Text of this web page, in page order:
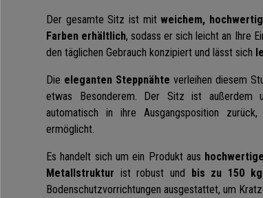
Der gesamte Sitz ist mitweichem,
Farben erhältlich, sodass er sich leicht an Ihre
den täglichen Gebrauch konzipiert und lässt sich
Die eleganten Steppnähte verleihen diesem
etwas Besonderem. Der Sitz ist außerdem
automatisch in ihre Ausgangsposition
ermöglicht.
Es handelt sich um ein Produkt aus
Metallstruktur ist robust und bis zu 150 kg
Bodenschutzvorrichtungen ausgestattet, um